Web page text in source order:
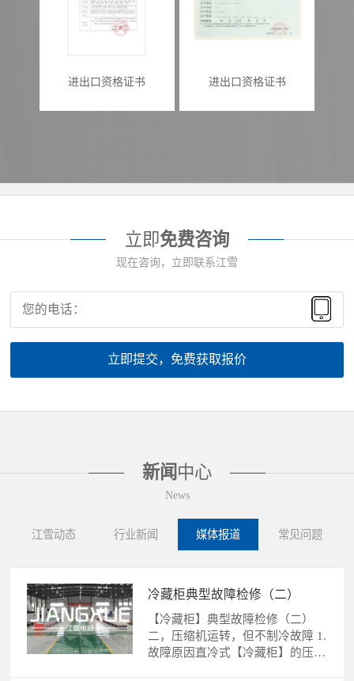
进出口资格证书 进出口资格证书
立即免费咨询
现在咨询，立即联系江雪
立即提交，免费获取报价
新闻 中心
News
江雪动态 行业新闻 媒体报道 常见问题
冷藏柜典型故障检修（二）
【冷藏柜】典型故障检修（二）
二，压缩机运转，但不制冷故障 1.
故障原因直冷式【冷藏柜】的压缩